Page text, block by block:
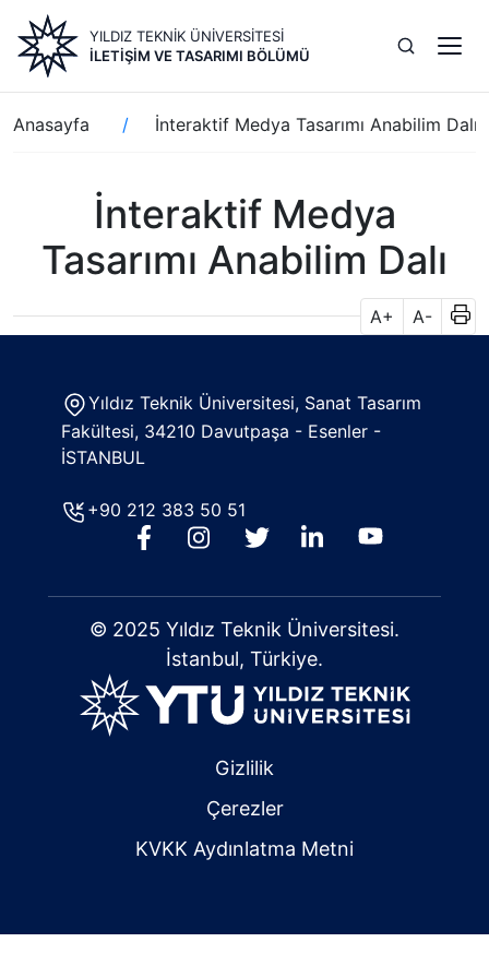
içeriğe
atla
YILDIZ TEKNİK ÜNİVERSİTESİ
İLETIŞIM VE TASARIMI BÖLÜMÜ
Sayfa
yolu
Anasayfa İnteraktif Medya Tasarımı Anabilim Dalı
İnteraktif Medya
Tasarımı Anabilim Dalı
A+ A-
Yıldız Teknik Üniversitesi, Sanat Tasarım
Fakültesi, 34210 Davutpaşa - Esenler -
İSTANBUL
+90 212 383 50 51
© 2025 Yıldız Teknik Üniversitesi.
İstanbul, Türkiye.
Gizlilik
Çerezler
KVKK Aydınlatma Metni